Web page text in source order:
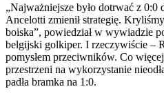
„Najważniejsze było dotrwać z 0:0
Ancelotti zmienił strategię.
boiska”, powiedział w wywiadzie
belgijski golkiper. I rzeczywiście –
pomysłem przeciwników. Co
przestrzeni na wykorzystanie
padła bramka na 1:0.